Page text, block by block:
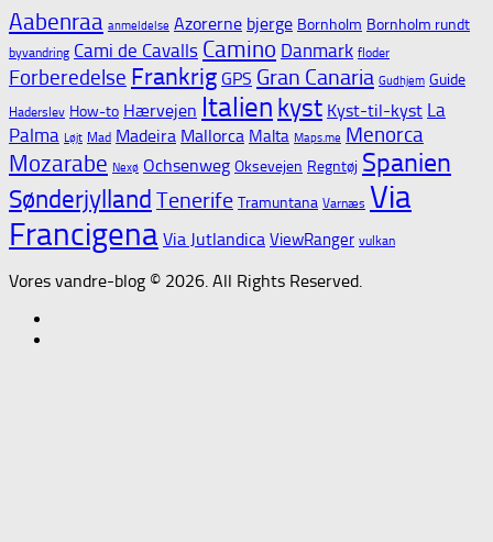
Aabenraa anmeldelse Azorerne bjerge Bornholm Bornholm rundt
byvandring Cami de Cavalls Camino Danmark floder
Forberedelse Frankrig GPS Gran Canaria Gudhjem Guide
Haderslev How-to Hærvejen Italien kyst Kyst-til-kyst La
Palma Løjt Mad Madeira Mallorca Malta Maps.me Menorca
Mozarabe Nexø Ochsenweg Oksevejen Regntøj Spanien
Sønderjylland Tenerife Tramuntana Varnæs Via
Francigena Via Jutlandica ViewRanger vulkan
Vores vandre-blog © 2026. All Rights Reserved.